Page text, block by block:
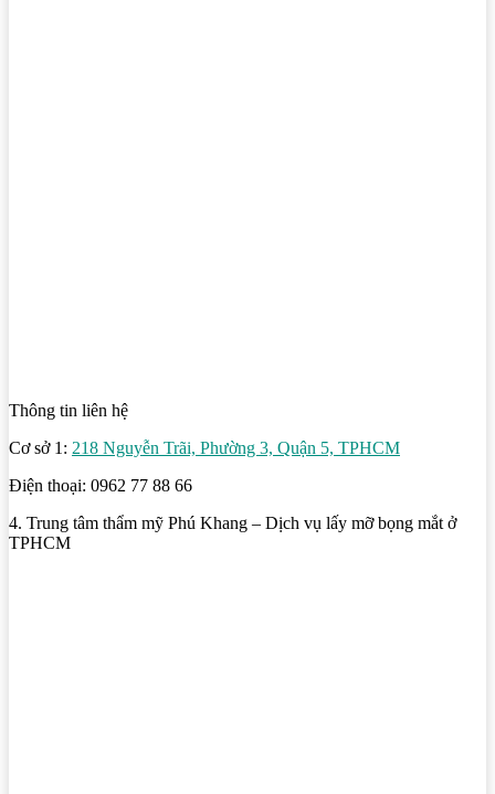
Thông tin liên hệ
Cơ sở 1: 218 Nguyễn Trãi, Phường 3, Quận 5, TPHCM
Điện thoại: 0962 77 88 66
4. Trung tâm thẩm mỹ Phú Khang – Dịch vụ lấy mỡ bọng mắt ở
TPHCM